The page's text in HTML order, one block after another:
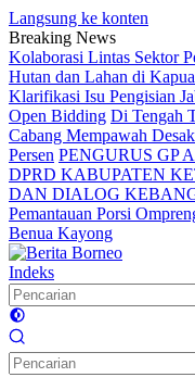
Langsung ke konten
Breaking News
Kolaborasi Lintas Sektor
Hutan dan Lahan di
Klarifikasi Isu Pengisian
Open Bidding Di Tengah
Cabang Mempawah
Persen PENGURUS GP
DPRD KABUPATEN
DAN DIALOG
Pemantauan Porsi
Benua Kayong
Indeks